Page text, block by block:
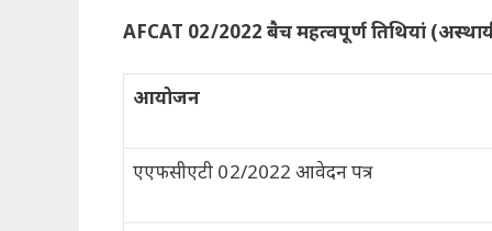
AFCAT 02/2022 बैच महत्वपूर्ण तिथियां
आयोजन
एएफसीएटी 02/2022 आवेदन पत्र